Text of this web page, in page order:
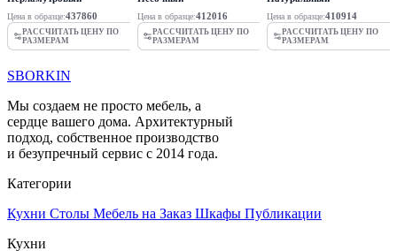
Цена в образце:437860
РАССЧИТАТЬ ЦЕНУ ПО
РАЗМЕРАМ
Цена в образце:412016
РАССЧИТАТЬ ЦЕНУ ПО
РАЗМЕРАМ
Цена в образце:410914
РАССЧИТАТЬ ЦЕНУ ПО
РАЗМЕРАМ
SBORKIN
Мы создаем не просто мебель, а
сердце вашего дома. Архитектурный
подход, собственное производство
и безупречный сервис с 2014 года.
Категории
Кухни Столы Мебель на Заказ Шкафы Публикации
Кухни